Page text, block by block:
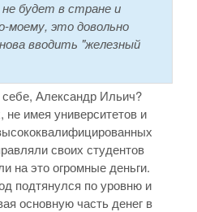
будет в стране и
моему, это довольно
вводить "железный
Александр Ильич?
имея университетов и
своих студентов
на это огромные деньги.
подтянулся по уровню и
основную часть денег в